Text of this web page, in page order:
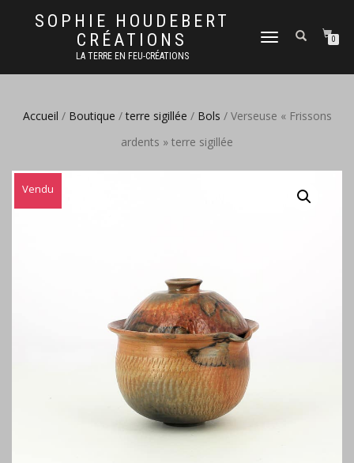
SOPHIE HOUDEBERT
CRÉATIONS
LA TERRE EN FEU-CRÉATIONS
DÉPLIER
0
Accueil / Boutique /terre sigillée / Bols / Verseuse « Frissons
ardents » terre sigillée